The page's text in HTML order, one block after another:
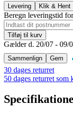
Levering Klik & Hent
Beregn leveringstid
Tilføj til kurv
Gælder d. 20/07 - 09/
Sammenlign Gem
30 dages returret
50 dages returret som